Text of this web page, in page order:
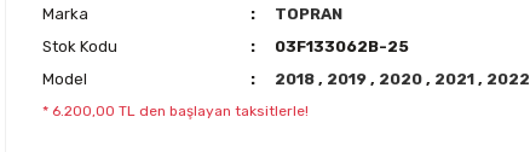
Marka
TOPRAN
Stok Kodu
03F133062B-25
Model
2018, 2019, 2020, 2021, 2022
* 6.200,00 TL den başlayan taksitlerle!